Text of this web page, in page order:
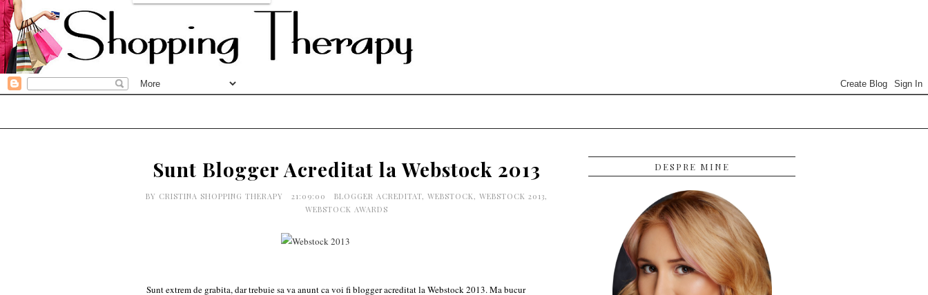
Sunt Blogger Acreditat la Webstock 2013
BY CRISTINA SHOPPING THERAPY 21:09:00 BLOGGER ACREDITAT, WEBSTOCK, WEBSTOCK 2013,
WEBSTOCK AWARDS
Sunt extrem de grabita,dar trebuie sa va anunt ca voi fi blogger acreditat la Webstock 2013. Ma bucur
DESPRE MINE